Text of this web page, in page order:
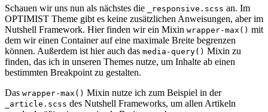
Schauen wir uns nun als nächstes die
_responsive.scss an. Im
OPTIMIST Theme gibt es keine zusätzlichen Anweisungen, aber im
Nutshell Framework. Hier finden wir ein Mixin wrapper-max() mit
dem wir einen Container auf eine maximale Breite begrenzen
können. Außerdem ist hier auch das media-query() Mixin zu
finden, das ich in unseren Themes nutze, um Inhalte ab einen
bestimmten Breakpoint zu gestalten.
Das wrapper-max() Mixin nutze ich zum Beispiel in der
_article.scss des Nutshell Frameworks, um allen Artikeln